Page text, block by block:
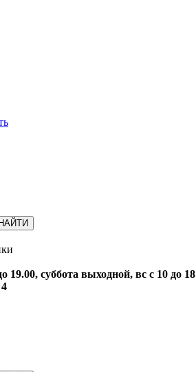
НАЙТИ
суббота выходной, вс с 10 до 18